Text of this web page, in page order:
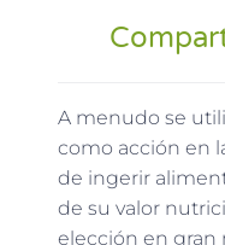
A menudo se
como acción en
de ingerir
de su valor
elección en gran